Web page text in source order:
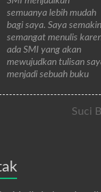
semuanya lebih mudah
bagi saya. Saya semakin
semangat menulis
ada SMI yang akan
mewujudkan tulisan
menjadi sebuah buku
Suci